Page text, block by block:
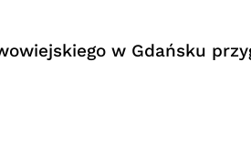
w Gdańsku